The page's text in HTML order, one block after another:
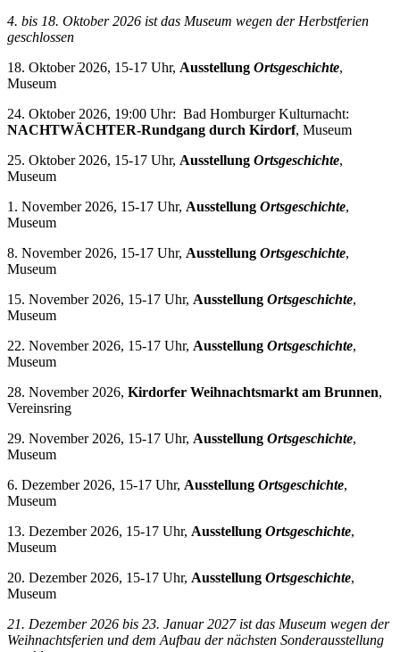
4. bis 18. Oktober 2026 ist das Museum wegen der Herbstferien
geschlossen
18. Oktober 2026, 15-17 Uhr, Ausstellung Ortsgeschichte,
Museum
24. Oktober 2026, 19:00 Uhr: Bad Homburger Kulturnacht:
NACHTWÄCHTER-Rundgang durch Kirdorf, Museum
25. Oktober 2026, 15-17 Uhr, Ausstellung Ortsgeschichte,
Museum
1. November 2026, 15-17 Uhr, Ausstellung Ortsgeschichte,
Museum
8. November 2026, 15-17 Uhr, Ausstellung Ortsgeschichte,
Museum
15. November 2026, 15-17 Uhr, Ausstellung Ortsgeschichte,
Museum
22. November 2026, 15-17 Uhr, Ausstellung Ortsgeschichte,
Museum
28. November 2026, Kirdorfer Weihnachtsmarkt am Brunnen,
Vereinsring
29. November 2026, 15-17 Uhr, Ausstellung Ortsgeschichte,
Museum
6. Dezember 2026, 15-17 Uhr, Ausstellung Ortsgeschichte,
Museum
13. Dezember 2026, 15-17 Uhr, Ausstellung Ortsgeschichte,
Museum
20. Dezember 2026, 15-17 Uhr, Ausstellung Ortsgeschichte,
Museum
21. Dezember 2026 bis 23. Januar 2027 ist das Museum wegen der
Weihnachtsferien und dem Aufbau der nächsten Sonderausstellung